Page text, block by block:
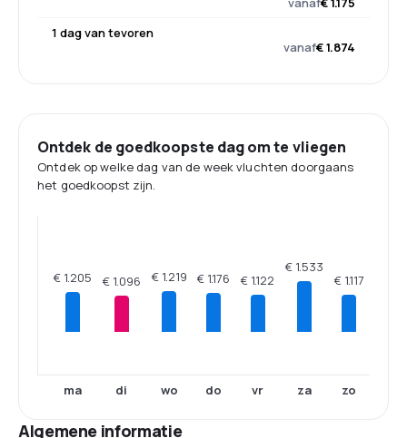
1 dag van tevoren
vanaf€ 1.874
Ontdek de goedkoopste dag om te vliegen
Ontdek op welke dag van de week vluchten doorgaans
het goedkoopst zijn.
€ 1.205
ma
€ 1.096
di
€ 1.219
wo
€ 1.176
do
€ 1.122
vr
€ 1.533
za
€ 1.117
zo
Algemene informatie